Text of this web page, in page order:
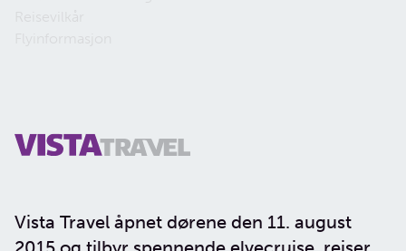
Vista Travel åpnet dørene den 11. august